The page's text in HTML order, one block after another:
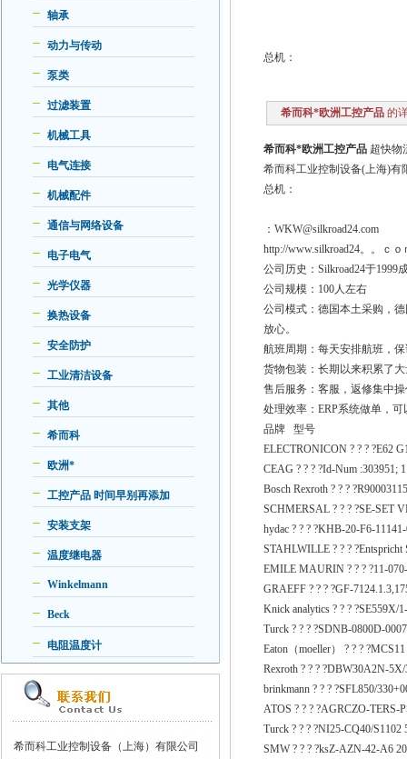
轴承
动力与传动
泵类
过滤装置
机械工具
电气连接
机械配件
通信与网络设备
电子电气
光学仪器
换热设备
安全防护
工业清洁设备
其他
希而科
欧洲*
工控产品 时间早别再添加
安装支架
温度继电器
Winkelmann
Beck
电阻温度计
希而科工业控制设备（上海）有限公司
总机：
希而科*欧洲工控产品的
希而科*欧洲工控产品 超快
希而科工业控制设备(上海)
总机：
：WKW@silkroad24.com
http://www.silkroad24。。ｃｏ
公司历史：Silkroad24于
公司规模：100人左右
公司模式：德国本土采购，
放心。
航班周期：每天安排航班，
货物包装：长期以来积累了
售后服务：客服，返修集中
处理效率：ERP系统做单，
品牌 型号
ELECTRONICON ? ? ? ?E62
CEAG ? ? ? ?Id-Num :303951;
Bosch Rexroth ? ? ?
SCHMERSAL ? ? ? ?SE-SET
hydac ? ? ? ?KHB-20-F6-
STAHLWILLE ? ? ? ?Entspricht
EMILE MAURIN ? ? ? ?11-
GRAEFF ? ? ? ?GF-
Knick analytics ? ? ? ?SE559X/
Turck ? ? ? ?SDNB-0800D-
Eaton（moeller） ? ? ? ?MCS11
Rexroth ? ? ? ?DBW30A2N-
brinkmann ? ? ? ?SFL850/
ATOS ? ? ? ?AGRCZO-TERS-
Turck ? ? ? ?NI25-CQ40/S1102
SMW ? ? ? ?ksZ-AZN-42-A6